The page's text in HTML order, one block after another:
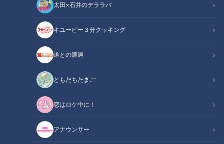
太田×石井のデララバ
キユーピー３分クッキング
道との遭遇
ともだちたまご
恋はロケ中に！
アナウンサー
この飲み物にこんなに糖分！？「スポーツの秋」に知っておきたい健康
この記事の画像